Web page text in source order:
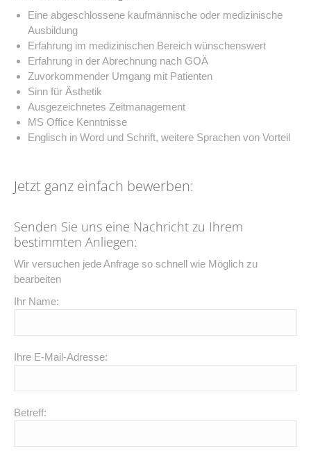
Eine abgeschlossene kaufmännische oder medizinische
Ausbildung
Erfahrung im medizinischen Bereich wünschenswert
Erfahrung in der Abrechnung nach GOÄ
Zuvorkommender Umgang mit Patienten
Sinn für Ästhetik
Ausgezeichnetes Zeitmanagement
MS Office Kenntnisse
Englisch in Word und Schrift, weitere Sprachen von Vorteil
Jetzt ganz einfach bewerben:
Senden Sie uns eine Nachricht zu Ihrem
bestimmten Anliegen:
Wir versuchen jede Anfrage so schnell wie Möglich zu
bearbeiten
Ihr Name:
Ihre E-Mail-Adresse:
Betreff: